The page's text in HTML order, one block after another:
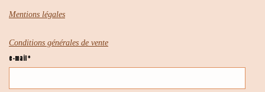
Mentions légales
Conditions générales de vente
e-mail *